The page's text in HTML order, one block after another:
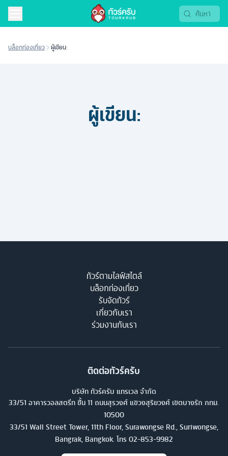
บล็อกท่องเที่ยว ผู้เขียน:
ผู้เขียน:
ทัวร์ตามไลฟ์สไตล์
บล็อกท่องเที่ยว
รับจัดทัวร์
เกี่ยวกับเรา
ร่วมงานกับเรา
ติดต่อทัวร์ครับ
บริษัท ทัวร์ครับ แทรเวล จำกัด
33/51 อาคารวอลสตรีท ชั้น 11 ถนนสุรวงศ์ แขวงสุริยวงศ์ เขตบางรัก กทม.
10500
33/51 Wall Street Tower, 11th Floor, Surawongse Rd., Suriwongse,
Bangrak, Bangkok. โทร 02-853-9982